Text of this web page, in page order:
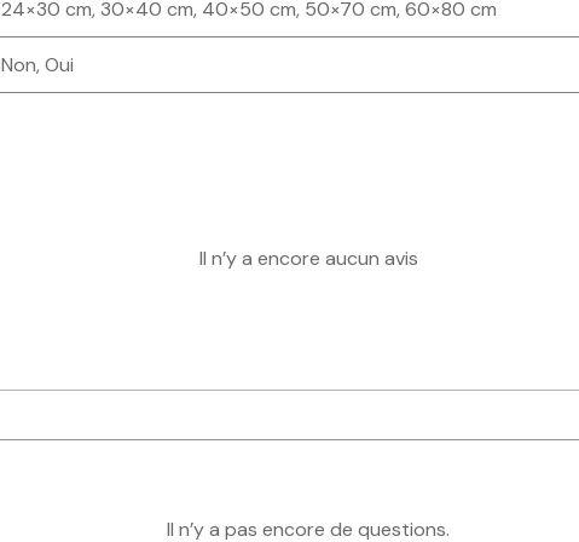
24×30 cm, 30×40 cm, 40×50 cm, 50×70 cm, 60×80 cm
Non, Oui
Il n’y a encore aucun avis
Il n’y a pas encore de questions.